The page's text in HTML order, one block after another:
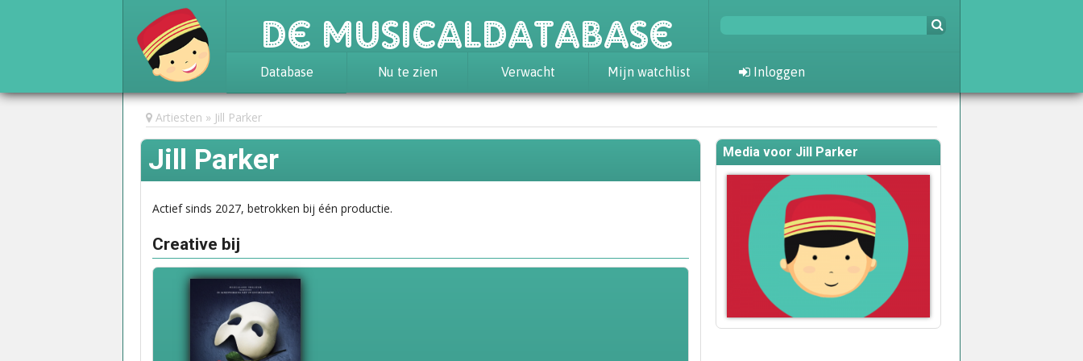
De Musicaldatabase
Database
Achtergrond
Awards
Statistieken
Nu te zien Verwacht Mijn watchlist Inloggen
Artiesten Jill Parker
Jill Parker
Actief sinds 2027, betrokken bij één productie.
Creative bij
Media voor Jill Parker